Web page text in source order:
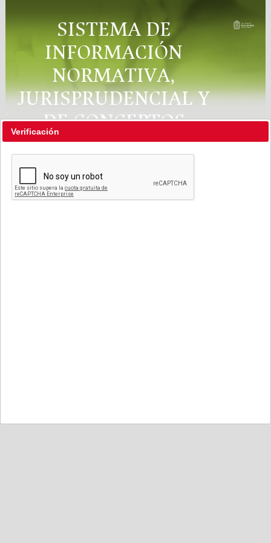
SISTEMA DE
INFORMACIÓN
NORMATIVA,
JURISPRUDENCIAL Y
DE CONCEPTOS
"RÉGIMEN LEGAL"
Verificación